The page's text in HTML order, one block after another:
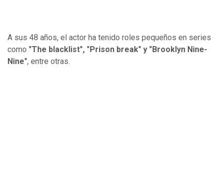
A sus 48 años, el actor ha tenido roles pequeños en series
como "The blacklist", "Prison break" y "Brooklyn Nine-
Nine", entre otras.